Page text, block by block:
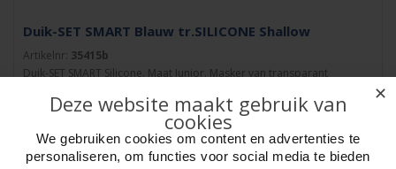
Duik-SET SMART Blauw tr.SILICONE Shallow
Artikelnr: 35415b
Duik-SET SMART Silicone. Maat Junior. Masker van transparant
✕
Deze website maakt gebruik van
cookies
We gebruiken cookies om content en advertenties te
personaliseren, om functies voor social media te bieden